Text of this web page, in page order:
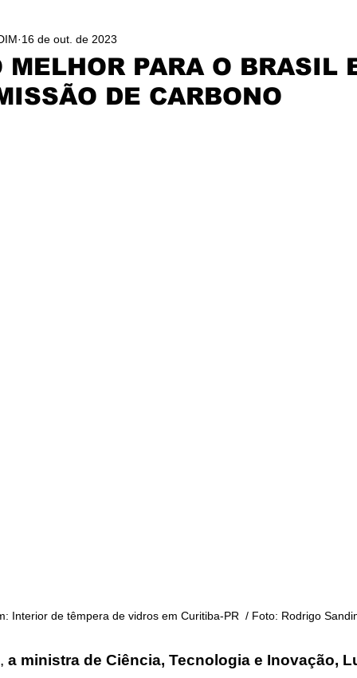
MELHOR PARA O BRASIL
DE CARBONO
16 de out. de 2023
Interior de têmpera de vidros em Curitiba-PR  / Foto: Rodrigo
a ministra de Ciência, Tecnologia e Inovação,